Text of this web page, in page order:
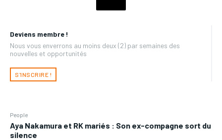
Deviens membre !
Nous vous enverrons au moins deux (2) par semaines des
nouvelles et opportunités
S'INSCRIRE !
People
Aya Nakamura et RK mariés : Son ex-compagne sort du
silence